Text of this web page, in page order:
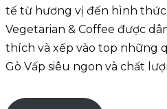
tế từ hương vị đến hình
Vegetarian & Coffee được
thích và xếp vào top những
Gò Vấp siêu ngon và chất